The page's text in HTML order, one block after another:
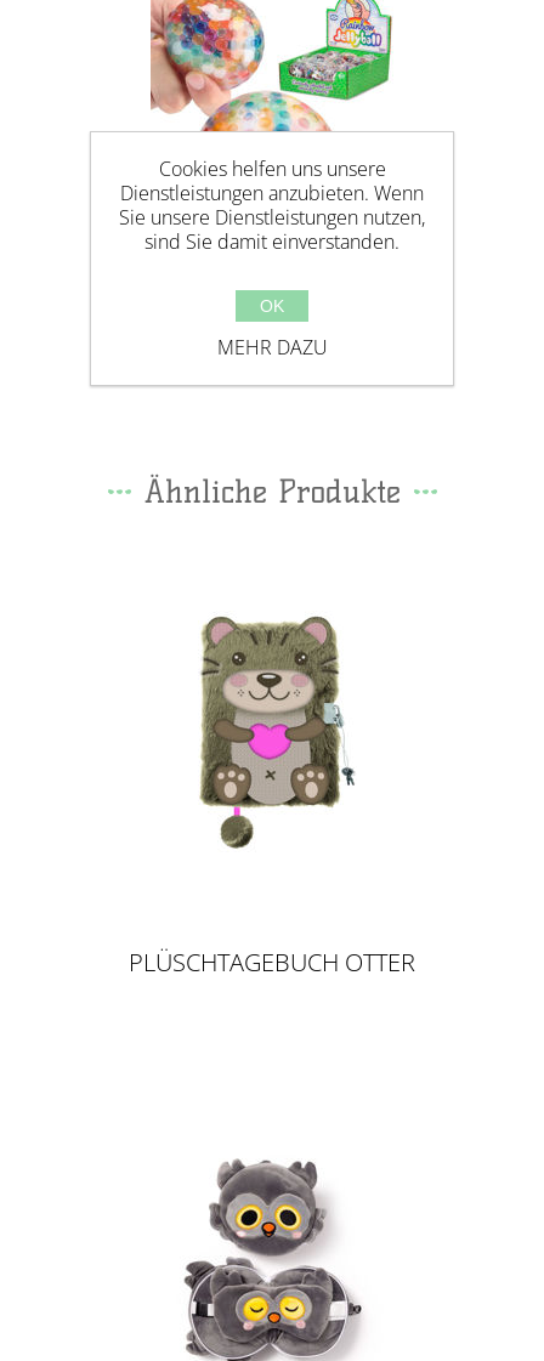
RAINBOW JELLYBALL -
Ähnliche Produkte
PLÜSCHTAGEBUCH OTTER
Cookies helfen uns unsere
Dienstleistungen anzubieten. Wenn
Sie unsere Dienstleistungen nutzen,
sind Sie damit einverstanden.
OK
MEHR DAZU